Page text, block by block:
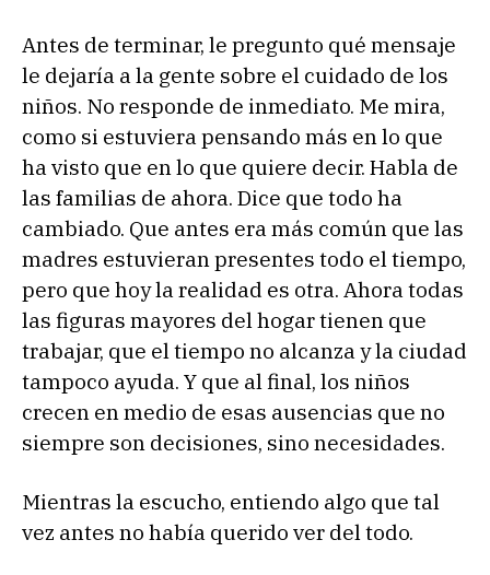
Antes de terminar, le pregunto qué mensaje
le dejaría a la gente sobre el cuidado de los
niños. No responde de inmediato. Me mira,
como si estuviera pensando más en lo que
ha visto que en lo que quiere decir. Habla de
las familias de ahora. Dice que todo ha
cambiado. Que antes era más común que las
madres estuvieran presentes todo el tiempo,
pero que hoy la realidad es otra. Ahora todas
las figuras mayores del hogar tienen que
trabajar, que el tiempo no alcanza y la ciudad
tampoco ayuda. Y que al final, los niños
crecen en medio de esas ausencias que no
siempre son decisiones, sino necesidades.
Mientras la escucho, entiendo algo que tal
vez antes no había querido ver del todo.